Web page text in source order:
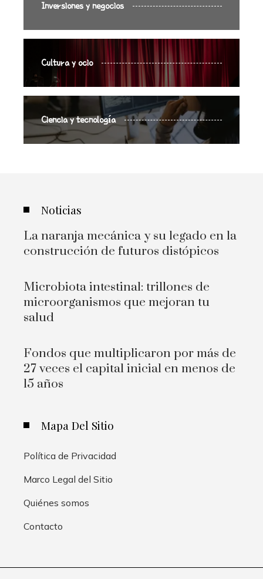
Inversiones y negocios
Cultura y ocio
Ciencia y tecnología
Noticias
La naranja mecánica y su legado en la
construcción de futuros distópicos
Microbiota intestinal: trillones de
microorganismos que mejoran tu
salud
Fondos que multiplicaron por más de
27 veces el capital inicial en menos de
15 años
Mapa Del Sitio
Política de Privacidad
Marco Legal del Sitio
Quiénes somos
Contacto